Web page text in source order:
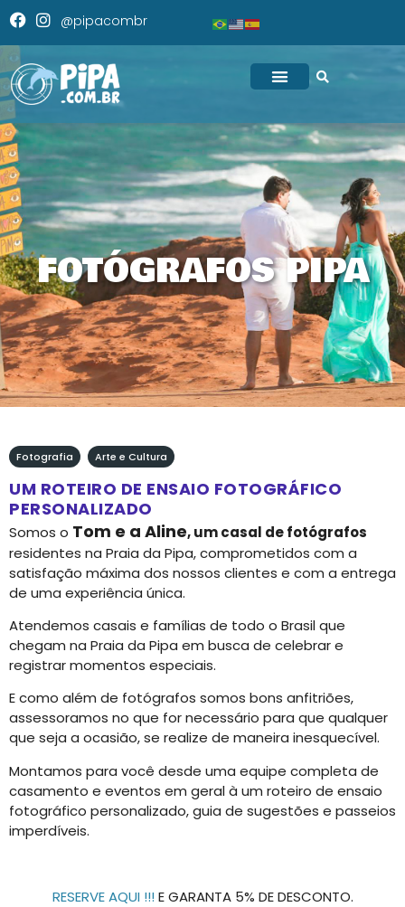
@pipacombr
FOTÓGRAFOS PIPA
Fotografia Arte e Cultura
UM ROTEIRO DE ENSAIO FOTOGRÁFICO
PERSONALIZADO
Somos o Tom e a Aline, um casal de fotógrafos
residentes na Praia da Pipa, comprometidos com a
satisfação máxima dos nossos clientes e com a entrega
de uma experiência única.
Atendemos casais e famílias de todo o Brasil que
chegam na Praia da Pipa em busca de celebrar e
registrar momentos especiais.
E como além de fotógrafos somos bons anfitriões,
assessoramos no que for necessário para que qualquer
que seja a ocasião, se realize de maneira inesquecível.
Montamos para você desde uma equipe completa de
casamento e eventos em geral à um roteiro de ensaio
fotográfico personalizado, guia de sugestões e passeios
imperdíveis.
RESERVE AQUI !!!E GARANTA 5% DE DESCONTO.